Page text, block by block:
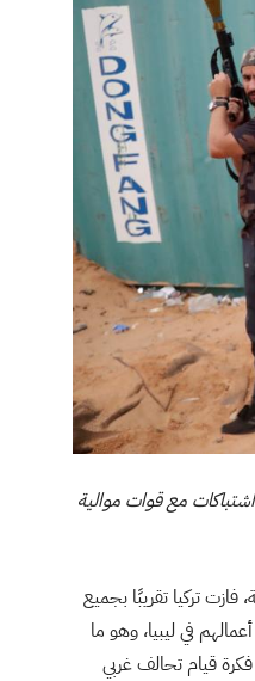
مع قوات موالية
تركيا تقريبًا بجميع
يعملون ويمارسون أعمالهم في ليبيا، وهو ما
قيام تحالف غربي